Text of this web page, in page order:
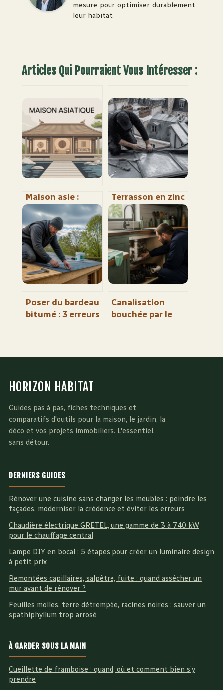
mesure pour optimiser durablement
leur habitat.
Articles Qui Pourraient Vous Intéresser :
Maison asie :
styles, déco et
inspirations pour
un intérieur zen
Terrasson en zinc
: 15 degrés de
pente et 3 points
de vigilance pour
l’étanchéité
Poser du bardeau
bitumé : 3 erreurs
Canalisation
bouchée par le
HORIZON HABITAT
Guides pas à pas, fiches techniques et
comparatifs d'outils pour la maison, le jardin, la
déco et vos projets immobiliers. L'essentiel,
sans détour.
DERNIERS GUIDES
Rénover une cuisine sans changer les meubles : peindre les
façades, moderniser la crédence et éviter les erreurs
Chaudière électrique GRETEL, une gamme de 3 à 740 kW
pour le chauffage central
Lampe DIY en bocal : 5 étapes pour créer un luminaire design
à petit prix
Remontées capillaires, salpêtre, fuite : quand assécher un
mur avant de rénover ?
Feuilles molles, terre détrempée, racines noires : sauver un
spathiphyllum trop arrosé
À GARDER SOUS LA MAIN
Cueillette de framboise : quand, où et comment bien s’y
prendre